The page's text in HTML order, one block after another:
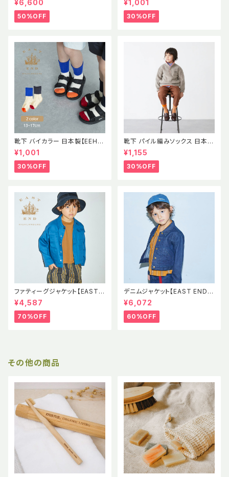
ター ラムウール エコテックス認
証 2021AWBABY LAMBWOO
L CARDIGAN GRAY MELAN
¥6,600
50%OFF
ズ
¥1,001
30%OFF
靴下 バイカラー 日本製【EEH】
SS パイル素材 ソックス イース
トエンドハイランダーズ
¥1,001
30%OFF
靴下 パイル編みソックス 日本製
【EEH】 AW
¥1,155
30%OFF
ファティーグジャケット【EAST E
ND HIGHLANDERS】EEH SS
Fatigue Jacket
¥4,587
70%OFF
デニムジャケット【EAST END H
IGHLANDERS】EEH Denim J
acket 児島デニム
¥6,072
60%OFF
その他の商品